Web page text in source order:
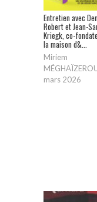
Entretien avec
Robert et Jean-
Kriegk, co-
la maison d&...
Miriem
mars 2026